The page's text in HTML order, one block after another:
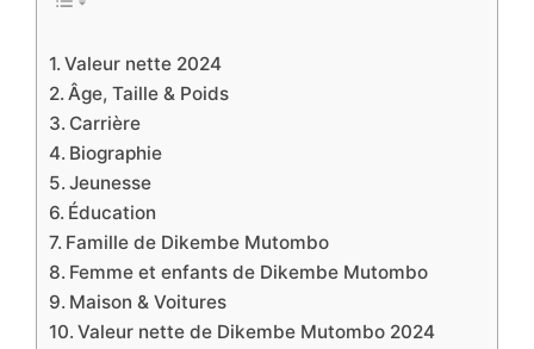
Valeur nette 2024
Âge, Taille & Poids
Carrière
Biographie
Jeunesse
Éducation
Famille de Dikembe Mutombo
Femme et enfants de Dikembe Mutombo
Maison & Voitures
Valeur nette de Dikembe Mutombo 2024